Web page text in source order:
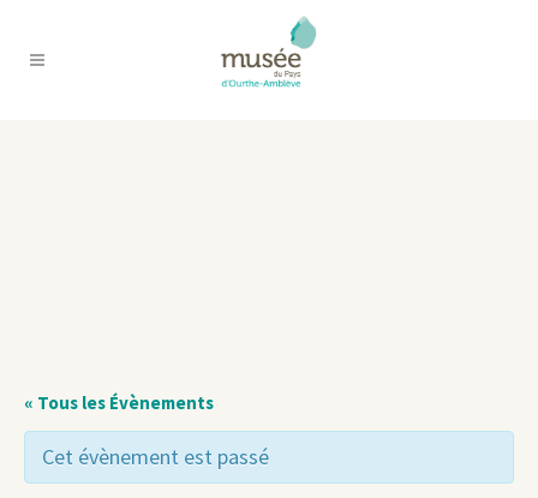
« Tous les Évènements
Cet évènement est passé